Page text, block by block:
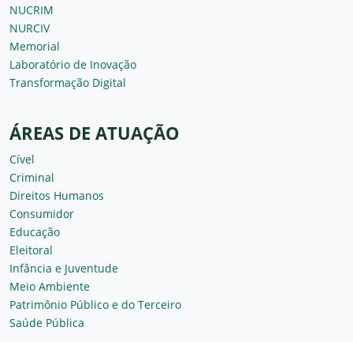
NUCRIM
NURCIV
Memorial
Laboratório de Inovação
Transformação Digital
ÁREAS DE ATUAÇÃO
Cível
Criminal
Direitos Humanos
Consumidor
Educação
Eleitoral
Infância e Juventude
Meio Ambiente
Patrimônio Público e do Terceiro
Saúde Pública